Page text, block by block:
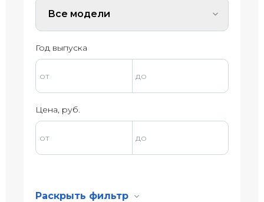
Все модели
Год выпуска
Цена, руб.
Раскрыть фильтр